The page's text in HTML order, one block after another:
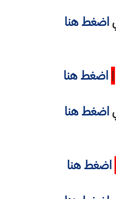
اضغط هنا
| اضغط هنا
اضغط هنا
اضغط هنا